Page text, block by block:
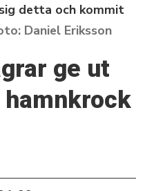
detta och kommit
Daniel Eriksson
ge ut